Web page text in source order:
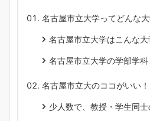
名古屋市立大学ってどんな大
名古屋市立大学はこんな大
名古屋市立大学の学部学科
名古屋市立大のココがいい！
少人数で、教授・学生同